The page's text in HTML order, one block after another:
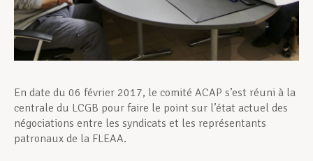
Actualités
En date du 06 février 2017, le comité ACAP s’est réuni à la
centrale du LCGB pour faire le point sur l’état actuel des
négociations entre les syndicats et les représentants
patronaux de la FLEAA.